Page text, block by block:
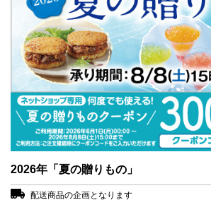
2026年「夏の贈りもの」
配送商品の企画となります